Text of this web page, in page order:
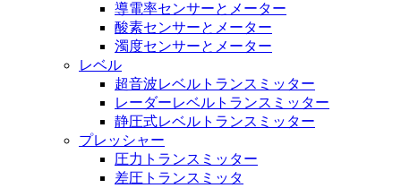
導電率センサーとメーター
酸素センサーとメーター
濁度センサーとメーター
レベル
超音波レベルトランスミッター
レーダーレベルトランスミッター
静圧式レベルトランスミッター
プレッシャー
圧力トランスミッター
差圧トランスミッタ